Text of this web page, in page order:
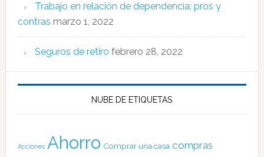
Trabajo en relación de dependencia: pros y
contras marzo 1, 2022
Seguros de retiro febrero 28, 2022
NUBE DE ETIQUETAS
Acciones Ahorro Comprar una casa compras